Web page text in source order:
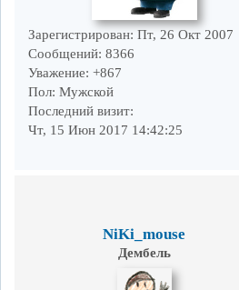
Зарегистрирован: Пт, 26 Окт 2007
Сообщений: 8366
Уважение: +867
Пол: Мужской
Последний визит:
Чт, 15 Июн 2017 14:42:25
NiKi_mouse
Дембель